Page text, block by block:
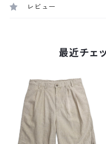
レビュー
最近チェ